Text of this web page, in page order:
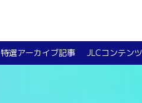
特選アーカイブ記事 JLCコンテンツ